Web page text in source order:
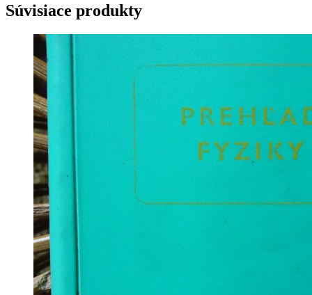
Súvisiace produkty